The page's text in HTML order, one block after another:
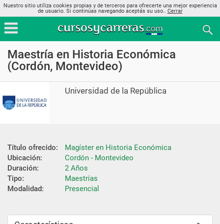
Nuestro sitio utiliza cookies propias y de terceros para ofrecerte una mejor experiencia
de usuario. Si continúas navegando aceptás su uso.. Cerrar
Maestría en Historia Económica
(Cordón, Montevideo)
Universidad de la República
Título ofrecido:
Magíster en Historia Económica
Ubicación:
Cordón - Montevideo
Duración:
2 Años
Tipo:
Maestrías
Modalidad:
Presencial